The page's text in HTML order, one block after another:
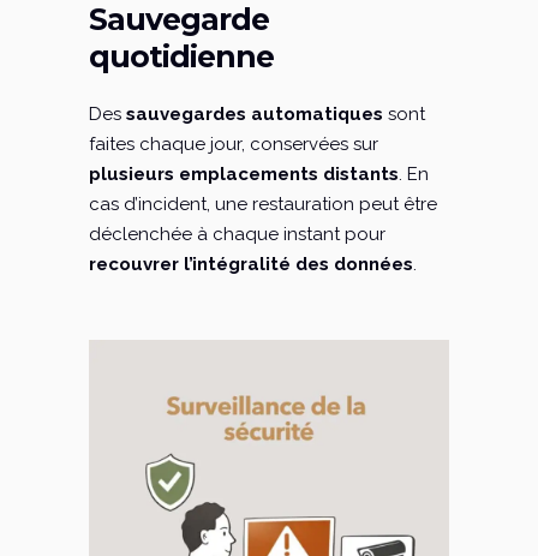
Sauvegarde
quotidienne
Des sauvegardes automatiques sont
faites chaque jour, conservées sur
plusieurs emplacements distants. En
cas d’incident, une restauration peut être
déclenchée à chaque instant pour
recouvrer l’intégralité des données.